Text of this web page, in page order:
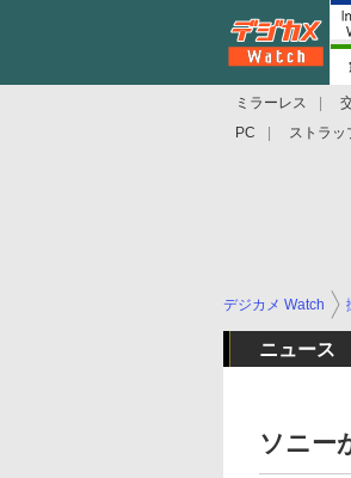
ミラーレス
PC
ストラッ
デジカメ Watch
ニュース
ソニー